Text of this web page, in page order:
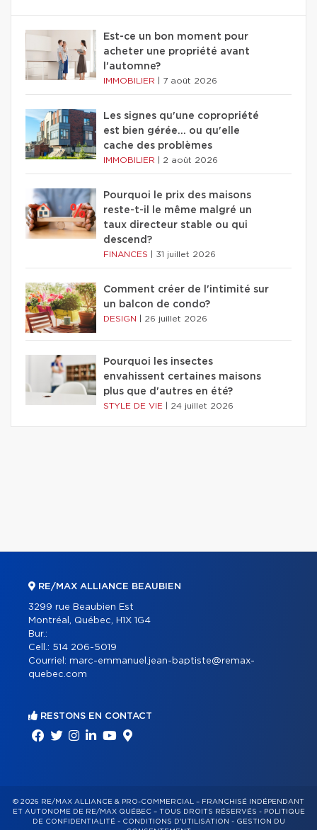
Est-ce un bon moment pour
acheter une propriété avant
l'automne?
IMMOBILIER 7 août 2026
Les signes qu'une copropriété
est bien gérée… ou qu'elle
cache des problèmes
IMMOBILIER 2 août 2026
Pourquoi le prix des maisons
reste-t-il le même malgré un
taux directeur stable ou qui
descend?
FINANCES 31 juillet 2026
Comment créer de l'intimité sur
un balcon de condo?
DESIGN 26 juillet 2026
Pourquoi les insectes
envahissent certaines maisons
plus que d'autres en été?
STYLE DE VIE 24 juillet 2026
RE/MAX ALLIANCE BEAUBIEN
3299 rue Beaubien Est
Montréal, Québec, H1X 1G4
Bur.:
Cell.: 514 206-5019
Courriel: marc-emmanuel.jean-baptiste@remax-
quebec.com
RESTONS EN CONTACT
© 2026 RE/MAX ALLIANCE & PRO-COMMERCIAL – FRANCHISÉ INDÉPENDANT
ET AUTONOME DE RE/MAX QUÉBEC – TOUS DROITS RÉSERVÉS - POLITIQUE
DE CONFIDENTIALITÉ- CONDITIONS D'UTILISATION - GESTION DU